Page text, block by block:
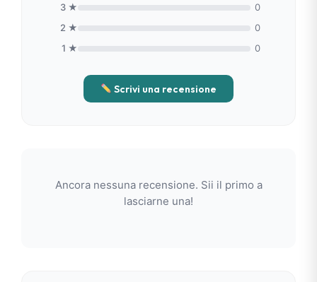
3 ★
0
2 ★
0
1 ★
0
Scrivi una recensione
Ancora nessuna recensione. Sii il primo a
lasciarne una!